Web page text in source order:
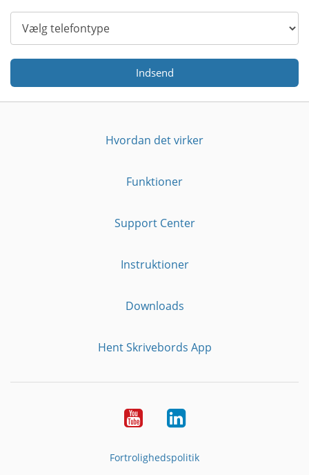
Indsend
Hvordan det virker
Funktioner
Support Center
Instruktioner
Downloads
Hent Skrivebords App
YouTubeLinkedIn
Fortrolighedspolitik